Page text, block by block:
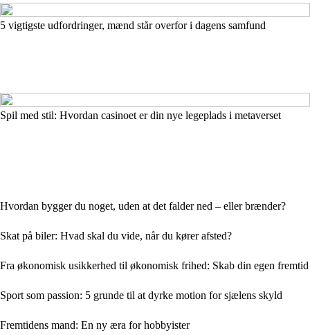
5 vigtigste udfordringer, mænd står overfor i dagens samfund
Spil med stil: Hvordan casinoet er din nye legeplads i metaverset
Hvordan bygger du noget, uden at det falder ned – eller brænder?
Skat på biler: Hvad skal du vide, når du kører afsted?
Fra økonomisk usikkerhed til økonomisk frihed: Skab din egen fremtid
Sport som passion: 5 grunde til at dyrke motion for sjælens skyld
Fremtidens mand: En ny æra for hobbyister